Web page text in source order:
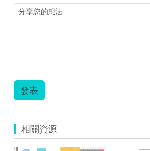
發表
相關資源